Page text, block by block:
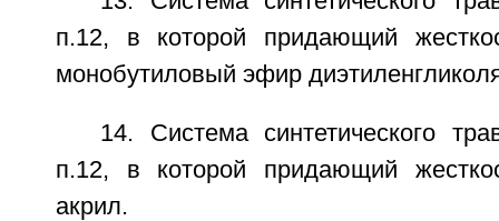
п.12, в которой придающий
монобутиловый эфир
14. Система синтетического
п.12, в которой придающий
акрил.